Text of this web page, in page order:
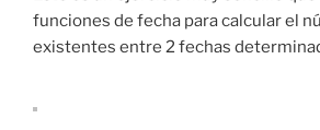
funciones de fecha para calcular el
existentes entre 2 fechas